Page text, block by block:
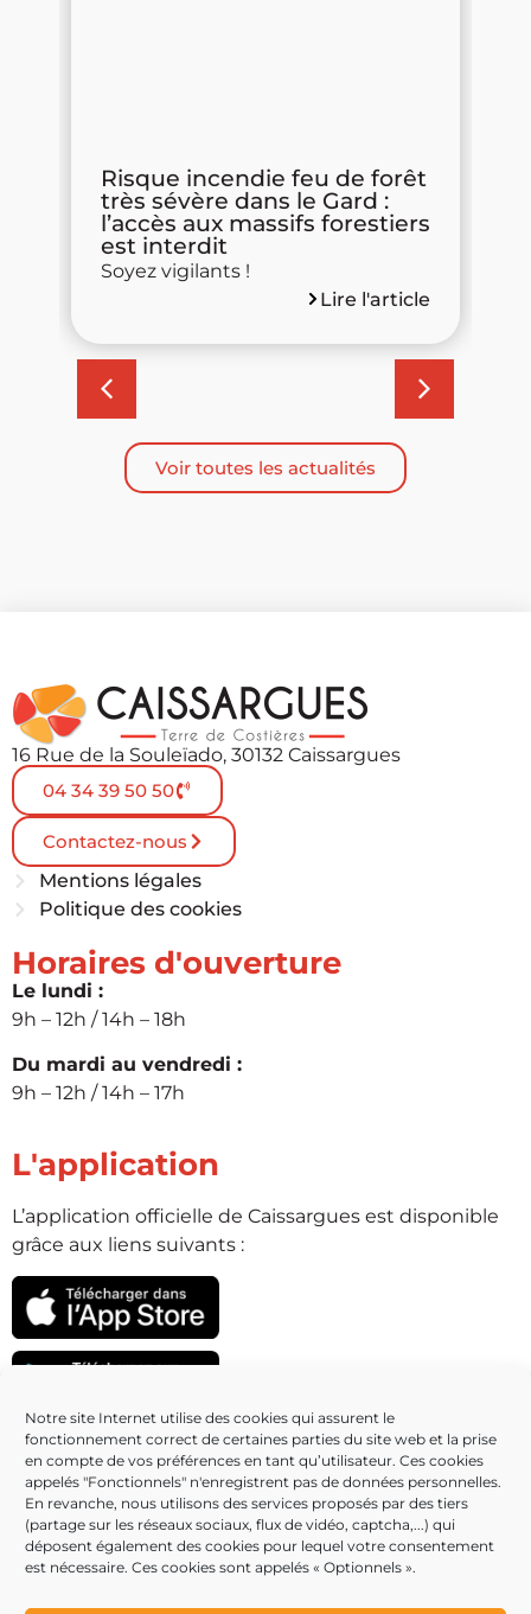
Notre site Internet utilise des cookies qui assurent le
fonctionnement correct de certaines parties du site web et la prise
en compte de vos préférences en tant qu’utilisateur. Ces cookies
appelés "Fonctionnels" n'enregistrent pas de données personnelles.
En revanche, nous utilisons des services proposés par des tiers
(partage sur les réseaux sociaux, flux de vidéo, captcha,...) qui
déposent également des cookies pour lequel votre consentement
est nécessaire. Ces cookies sont appelés « Optionnels ».
Risque incendie feu de forêt
très sévère dans le Gard :
l’accès aux massifs forestiers
est interdit
Soyez vigilants !
Lire l'article
Voir toutes les actualités
16 Rue de la Souleïado, 30132 Caissargues
04 34 39 50 50
Contactez-nous
Mentions légales
Politique des cookies
Horaires d'ouverture
Le lundi :
9h – 12h / 14h – 18h
Du mardi au vendredi :
9h – 12h / 14h – 17h
L'application
L’application officielle de Caissargues est disponible
grâce aux liens suivants :
Partenaires